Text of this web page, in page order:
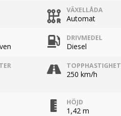
VÄXELLÅDA
Automat
DRIVMEDEL
Diesel
TOPPHASTIGHET
250 km/h
HÖJD
1,42 m